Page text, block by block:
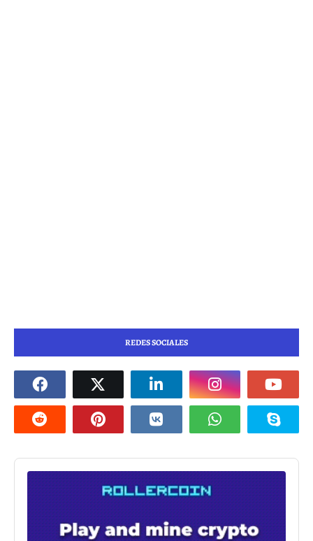
REDES SOCIALES